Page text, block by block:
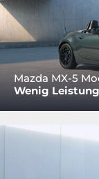
Mazda MX-5
Wenig